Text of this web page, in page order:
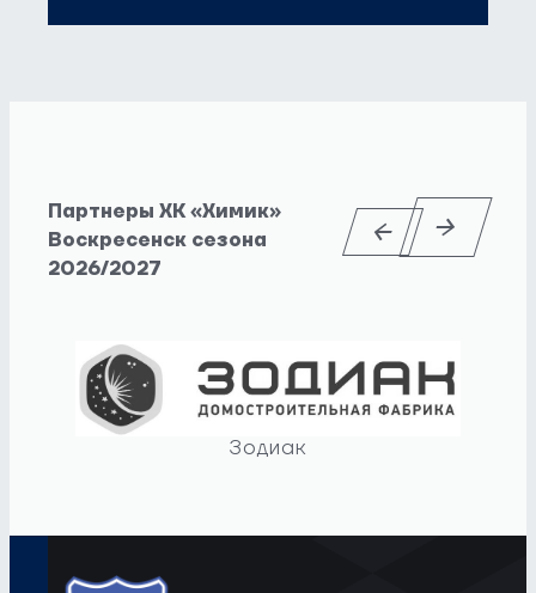
Партнеры ХК «Химик»
Воскресенск сезона
2026/2027
Зодиак